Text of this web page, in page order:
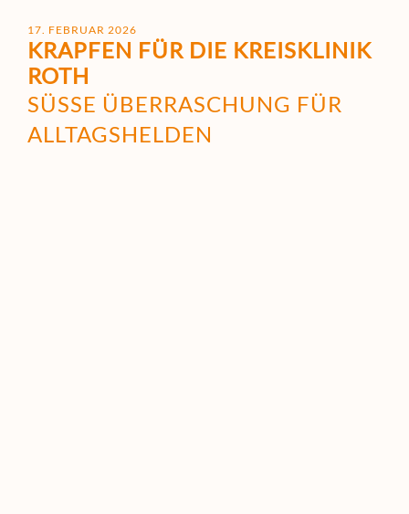
17. FEBRUAR 2026
KRAPFEN FÜR DIE KREISKLINIK
ROTH
SÜSSE ÜBER­RASCHUNG FÜR A
LLTAGSHELDEN